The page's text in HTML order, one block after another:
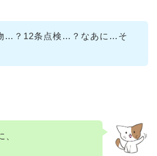
…？12条点検…？なあに…そ